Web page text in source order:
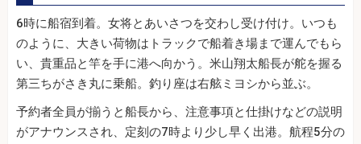
6時に船宿到着。女将とあいさつを交わし受け付け。いつも
のように、大きい荷物はトラックで船着き場まで運んでもら
い、貴重品と竿を手に港へ向かう。米山翔太船長が舵を握る
第三ちがさき丸に乗船。釣り座は右舷ミヨシから並ぶ。
予約者全員が揃うと船長から、注意事項と仕掛けなどの説明
がアナウンスされ、定刻の7時より少し早く出港。航程5分の